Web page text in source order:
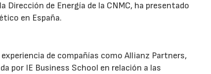
Dirección de Energía de la CNMC, ha presentado
en España.
de compañías como Allianz Partners,
por IE Business School en relación a las